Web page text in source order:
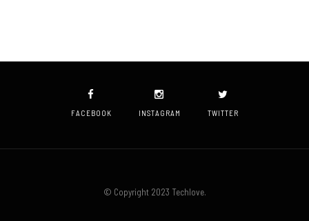
FACEBOOK INSTAGRAM TWITTER
© Copyright 2023 Techlove.